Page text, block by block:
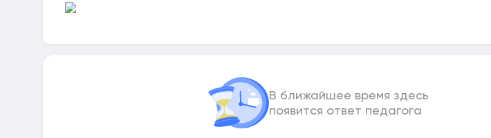
В ближайшее время здесь
появится ответ педагога